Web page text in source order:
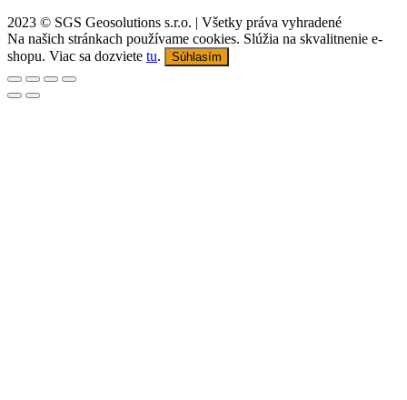
2023 © SGS Geosolutions s.r.o. | Všetky práva vyhradené
Na našich stránkach používame cookies. Slúžia na skvalitnenie e-
shopu. Viac sa dozviete tu. Súhlasím